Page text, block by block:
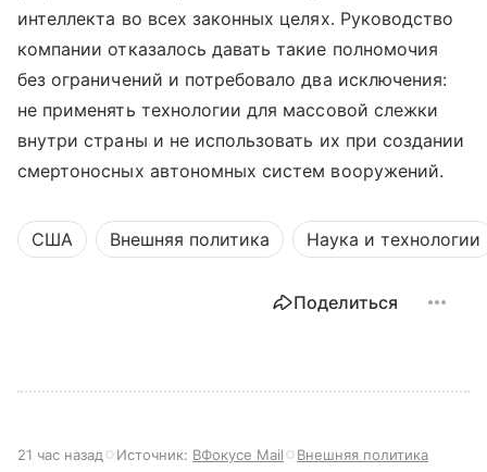
интеллекта во всех законных целях. Руководство
компании отказалось давать такие полномочия
без ограничений и потребовало два исключения:
не применять технологии для массовой слежки
внутри страны и не использовать их при создании
смертоносных автономных систем вооружений.
США Внешняя политика Наука и технологии
Поделиться
21 час назад Источник: ВФокусе Mail Внешняя политика